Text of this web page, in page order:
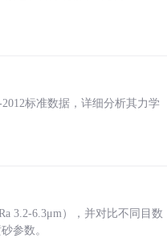
标准数据，详细分析其力学
3.2-6.3μm），并对比不同目数
参数。